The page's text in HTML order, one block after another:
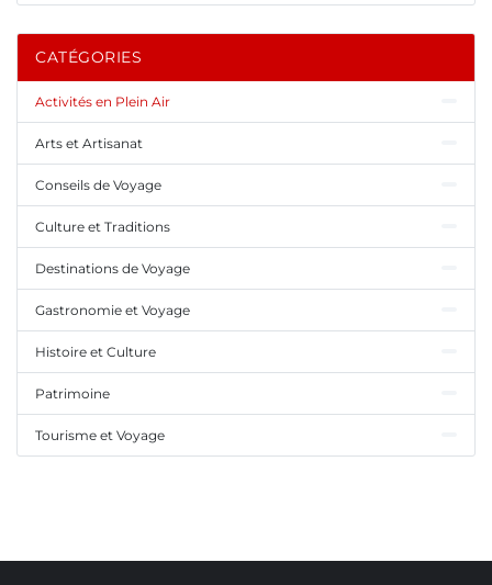
CATÉGORIES
Activités en Plein Air
Arts et Artisanat
Conseils de Voyage
Culture et Traditions
Destinations de Voyage
Gastronomie et Voyage
Histoire et Culture
Patrimoine
Tourisme et Voyage